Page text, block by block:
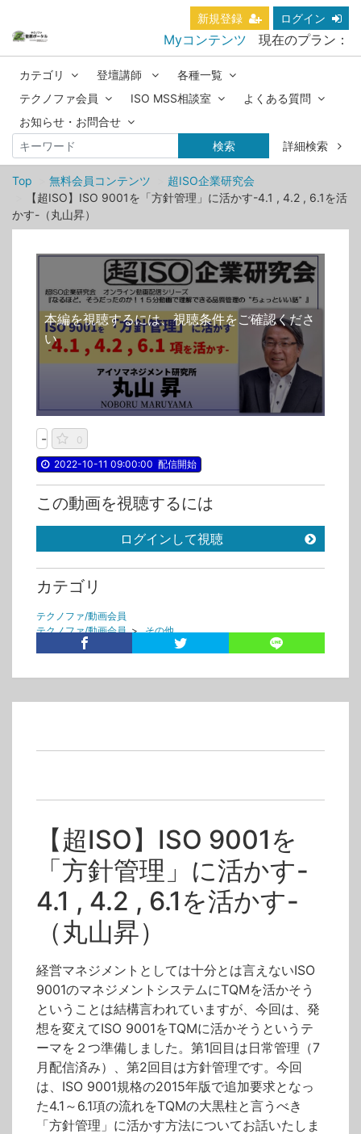
新規登録 ログイン
Myコンテンツ 現在のプラン：
カテゴリ 登壇講師
各種一覧
テクノファ会員
ISO MSS相談室
よくある質問
お知らせ・お問合せ
検索
詳細検索
Top 無料会員コンテンツ
超ISO企業研究会
【超ISO】ISO 9001を「方針管理」に活かす-4.1 , 4.2 , 6.1を活
かす-（丸山昇）
本編を視聴するには、視聴条件をご確認くださ
い
-
0
2022-10-11 09:00:00 配信開始
この動画を視聴するには
ログインして視聴
カテゴリ
テクノファ/動画会員
テクノファ/動画会員>その他
無料会員コンテンツ
【超ISO】ISO 9001を
「方針管理」に活かす-
4.1 , 4.2 , 6.1を活かす-
（丸山昇）
経営マネジメントとしては十分とは言えないISO
9001のマネジメントシステムにTQMを活かそう
ということは結構言われていますが、今回は、発
想を変えてISO 9001をTQMに活かそうというテ
ーマを２つ準備しました。第1回目は日常管理（7
月配信済み）、第2回目は方針管理です。今回
は、ISO 9001規格の2015年版で追加要求となっ
た4.1～6.1項の流れをTQMの大黒柱と言うべき
「方針管理」に活かす方法についてお話いたしま